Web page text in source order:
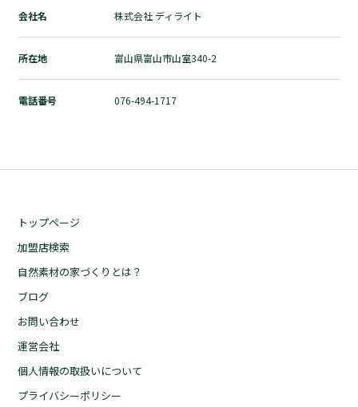
トップページ
加盟店検索
自然素材の家づくりとは？
会社名 株式会社 ディライト
所在地 富山県富山市山室340-2
電話番号 076-494-1717
トップページ
加盟店検索
自然素材の家づくりとは？
ブログ
お問い合わせ
運営会社
個人情報の取扱いについて
プライバシーポリシー